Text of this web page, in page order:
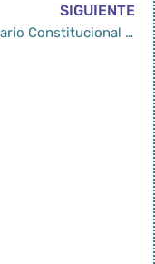
SIGUIENTE
Diccionario Constitucional Chileno